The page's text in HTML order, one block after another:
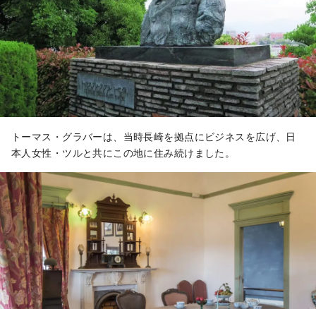
トーマス・グラバーは、当時長崎を拠点にビジネスを広げ、日
本人女性・ツルと共にこの地に住み続けました。